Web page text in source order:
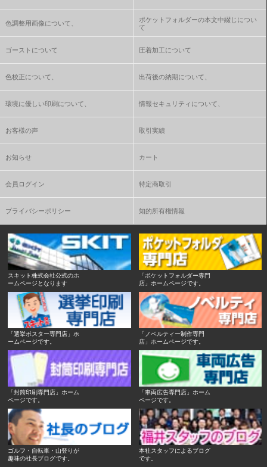
色調整用画像について、
ポケットフォルダーの本文中綴じについ
て
ゴーストについて 圧着加工について
色校正について、 出荷後の納期について、
環境に優しい印刷について、 情報セキュリティについて、
お客様の声 取引実績
お知らせ カート
会員ログイン 特定商取引
プライバシーポリシー 知的所有権情報
スキット株式会社公式のホ
ームページとなります
「ポケットフォルダー専門
店」ホームページです。
「選挙ポスター専門店」ホ
ームページです。
「ノベルティー制作専門
店」ホームページです。
「封筒印刷専門店」ホーム
ページです。
「車両広告専門店」ホーム
ページです。
ゴルフ・自転車・山登りが
趣味の社長ブログです。
本社スタッフによるブログ
です。